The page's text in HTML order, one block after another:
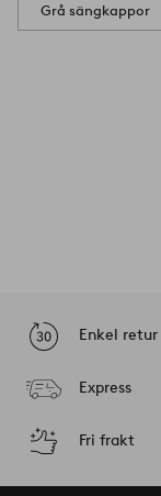
Grå sängkappor
Enkel retur
Express
Fri frakt